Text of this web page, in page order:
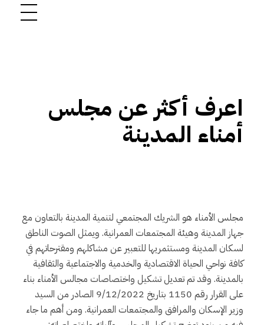
اعرف أكثر عن مجلس
أمناء المدينة
مجلس الأمناء هو الشريك المجتمعي لتنمية المدينة بالتعاون مع
جهاز المدينة وهيئة المجتمعات العمرانية. ويمثل الصوت الناطق
لسكان المدينة ومستثمريها للتعبير عن مشاكلهم ومقترحاتهم في
كافة نواحي الحياة الاقتصادية والخدمية والاجتماعية والثقافية
بالمدينة. وقد تم تعديل تشكيل واختصاصات مجالس الأمناء بناء
على القرار رقم 1150 بتاريخ 9/12/2022 الصادر من السيد
وزير الإسكان والمرافق والمجتمعات العمرانية. ومن أهم ما جاء